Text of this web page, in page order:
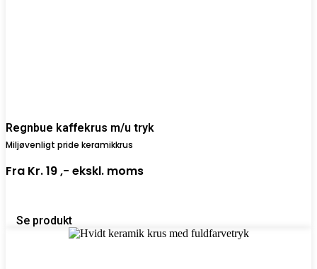
Regnbue kaffekrus m/u tryk
Miljøvenligt pride keramikkrus
Fra Kr. 19 ,- ekskl. moms
Se produkt